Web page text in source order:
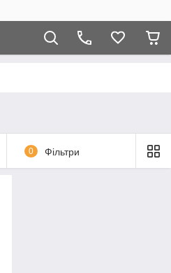
0 Фільтри